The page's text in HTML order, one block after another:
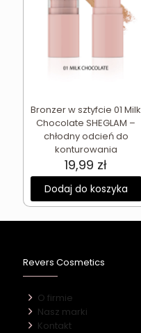
Bronzer w sztyfcie 01 Milk
Chocolate SHEGLAM –
chłodny odcień do
konturowania
19,99 zł
Dodaj do koszyka
Revers Cosmetics
O firmie
Nasz marki
Kontakt